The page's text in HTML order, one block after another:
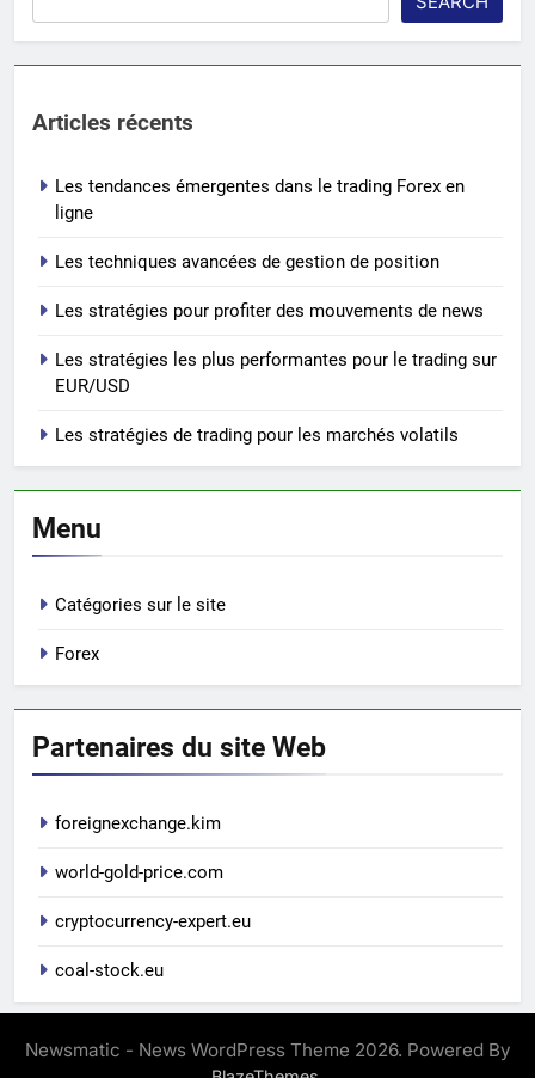
Articles récents
Les tendances émergentes dans le trading Forex en
ligne
Les techniques avancées de gestion de position
Les stratégies pour profiter des mouvements de news
Les stratégies les plus performantes pour le trading sur
EUR/USD
Les stratégies de trading pour les marchés volatils
Menu
Catégories sur le site
Forex
Partenaires du site Web
foreignexchange.kim
world-gold-price.com
cryptocurrency-expert.eu
coal-stock.eu
Newsmatic - News WordPress Theme 2026. Powered By